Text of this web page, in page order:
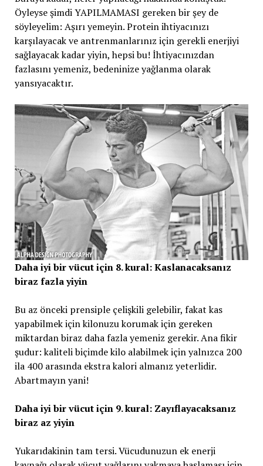
Öyleyse şimdi YAPILMAMASI gereken bir şey de
söyleyelim: Aşırı yemeyin. Protein ihtiyacınızı
karşılayacak ve antrenmanlarınız için gerekli enerjiyi
sağlayacak kadar yiyin, hepsi bu! İhtiyacınızdan
fazlasını yemeniz, bedeninize yağlanma olarak
yansıyacaktır.
Daha iyi bir vücut için 8. kural: Kaslanacaksanız
biraz fazla yiyin
Bu az önceki prensiple çelişkili gelebilir, fakat kas
yapabilmek için kilonuzu korumak için gereken
miktardan biraz daha fazla yemeniz gerekir. Ana fikir
şudur: kaliteli biçimde kilo alabilmek için yalnızca 200
ila 400 arasında ekstra kalori almanız yeterlidir.
Abartmayın yani!
Daha iyi bir vücut için 9. kural: Zayıflayacaksanız
biraz az yiyin
Yukarıdakinin tam tersi. Vücudunuzun ek enerji